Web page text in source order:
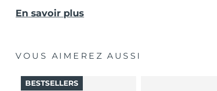
En savoir plus
VOUS AIMEREZ AUSSI
BESTSELLERS